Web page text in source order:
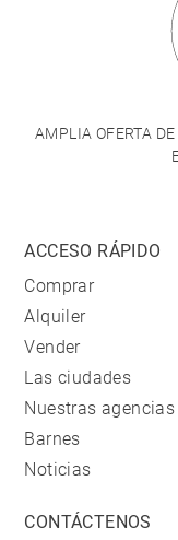
AMPLIA OFERTA
ACCESO RÁPIDO
Comprar
Alquiler
Vender
Las ciudades
Nuestras agencias
Barnes
Noticias
CONTÁCTENOS